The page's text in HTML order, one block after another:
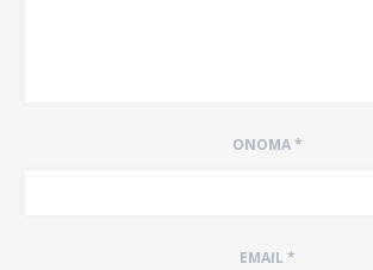
ΌΝΟΜΑ*
EMAIL*